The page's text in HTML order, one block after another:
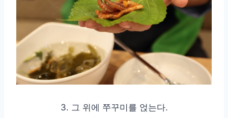
3. 그 위에 쭈꾸미를 얹는다.